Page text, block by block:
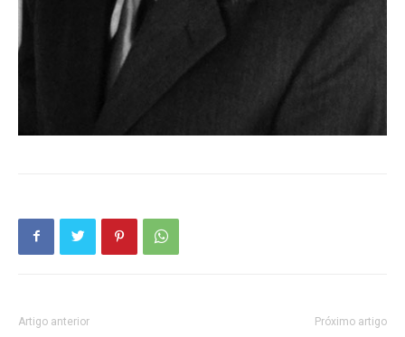
Artigo anterior Próximo artigo